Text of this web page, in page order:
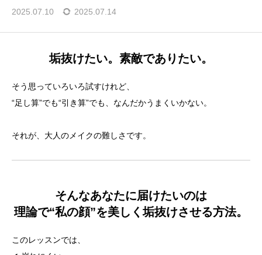
2025.07.10 2025.07.14
垢抜けたい。素敵でありたい。
そう思っていろいろ試すけれど、
“足し算”でも“引き算”でも、なんだかうまくいかない。
それが、大人のメイクの難しさです。
そんなあなたに届けたいのは
理論で“私の顔”を美しく垢抜けさせる方法。
このレッスンでは、